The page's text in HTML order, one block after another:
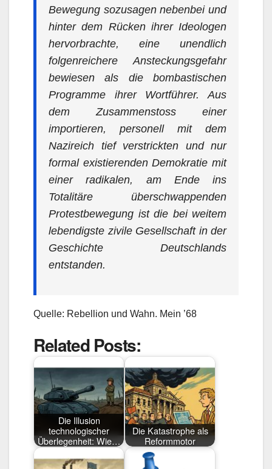
Bewegung sozusagen nebenbei und
hinter dem Rücken ihrer Ideologen
hervorbrachte, eine unendlich
folgenreichere Ansteckungsgefahr
bewiesen als die bombastischen
Programme ihrer Wortführer. Aus
dem Zusammenstoss einer
importieren, personell mit dem
Nazireich tief verstrickten und nur
formal existierenden Demokratie mit
einer radikalen, am Ende ins
Totalitäre überschwappenden
Protestbewegung ist die bei weitem
lebendigste zivile Gesellschaft in der
Geschichte Deutschlands
entstanden.
Quelle: Rebellion und Wahn. Mein ’68
Related Posts:
Die Illusion
technologischer
Überlegenheit: Wie…
Die Katastrophe als
Reformmotor